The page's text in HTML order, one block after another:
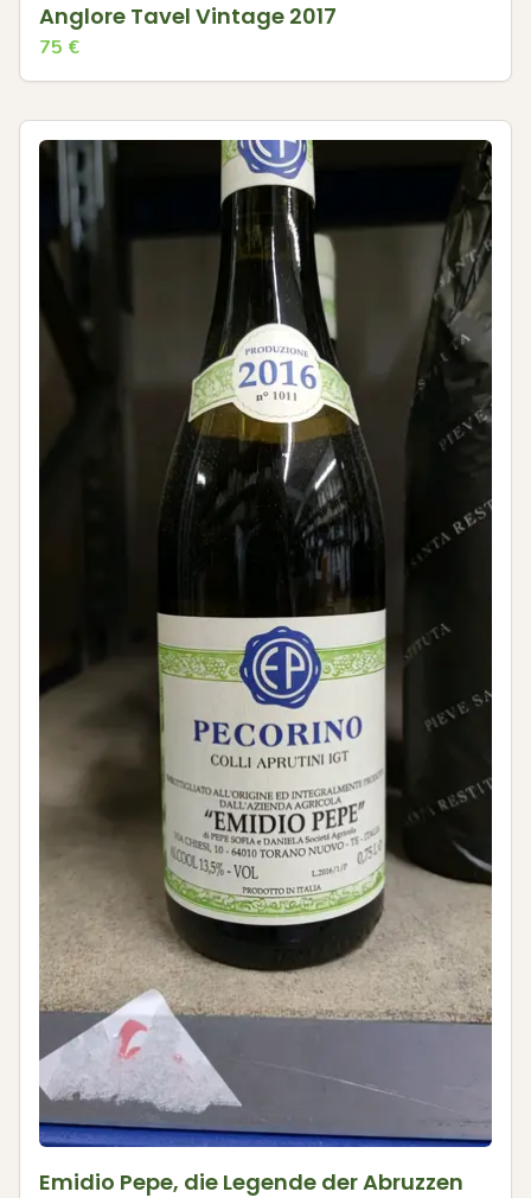
Anglore Tavel Vintage 2017
75 €
Emidio Pepe, die Legende der Abruzzen